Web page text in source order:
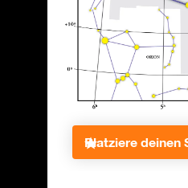
Platziere deinen